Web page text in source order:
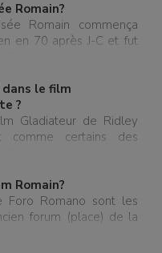
Romain?
Romain commença
en 70 après J-C et fut
dans le film
?
Gladiateur de Ridley
certains des
l’Empereur Marc-
philosophe stoïcien
fut réellement un
Romain?
Foro Romano sont les
forum (place) de la